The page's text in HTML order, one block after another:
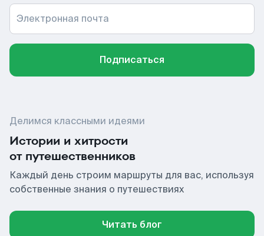
Электронная почта
Подписаться
Делимся классными идеями
Истории и хитрости
от путешественников
Каждый день строим маршруты для вас, используя
собственные знания о путешествиях
Читать блог